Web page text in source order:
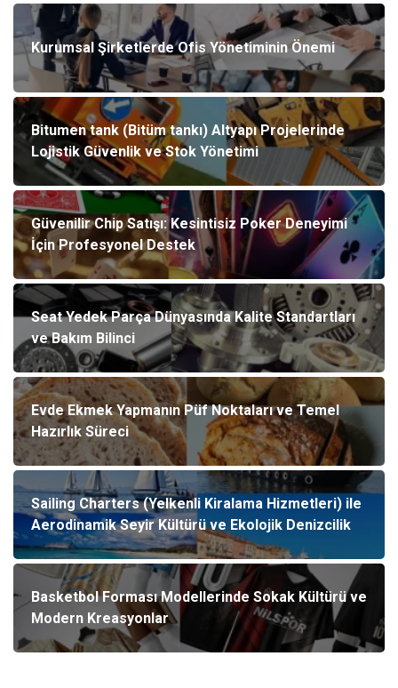
Kurumsal Şirketlerde Ofis Yönetiminin Önemi
Bitumen tank (Bitüm tankı) Altyapı Projelerinde
Lojistik Güvenlik ve Stok Yönetimi
Güvenilir Chip Satışı: Kesintisiz Poker Deneyimi
İçin Profesyonel Destek
Seat Yedek Parça Dünyasında Kalite Standartları
ve Bakım Bilinci
Evde Ekmek Yapmanın Püf Noktaları ve Temel
Hazırlık Süreci
Sailing Charters (Yelkenli Kiralama Hizmetleri) ile
Aerodinamik Seyir Kültürü ve Ekolojik Denizcilik
Basketbol Forması Modellerinde Sokak Kültürü ve
Modern Kreasyonlar